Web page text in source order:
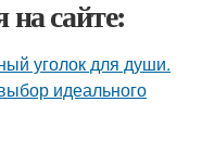
сайте:
уголок для души.
идеального